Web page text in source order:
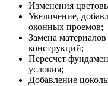
Изменения
Увеличение,
оконных проемов;
Замена
конструкций;
Пересчет
условия;
Добавление